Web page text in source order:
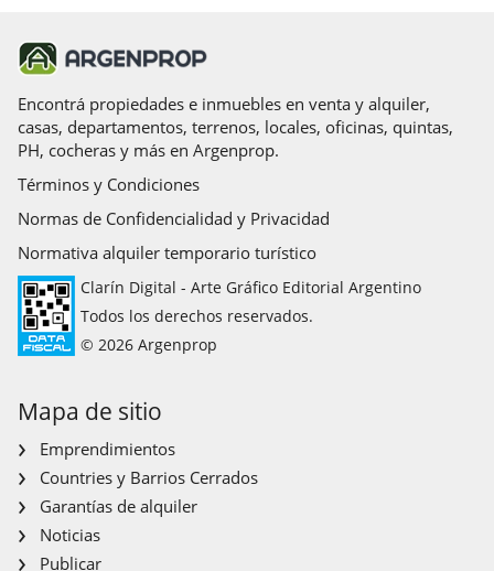
Encontrá propiedades e inmuebles en venta y alquiler,
casas, departamentos, terrenos, locales, oficinas, quintas,
PH, cocheras y más en Argenprop.
Términos y Condiciones
Normas de Confidencialidad y Privacidad
Normativa alquiler temporario turístico
Clarín Digital - Arte Gráfico Editorial Argentino
Todos los derechos reservados.
© 2026 Argenprop
Mapa de sitio
Emprendimientos
Countries y Barrios Cerrados
Garantías de alquiler
Noticias
Publicar